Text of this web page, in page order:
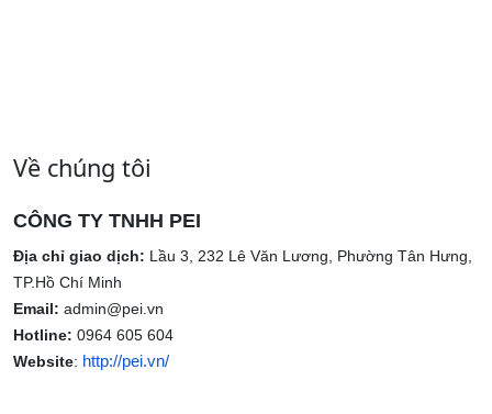
Về chúng tôi
CÔNG TY TNHH PEI
Địa chỉ giao dịch: Lầu 3, 232 Lê Văn Lương, Phường Tân Hưng,
TP.Hồ Chí Minh
Email: admin@pei.vn
Hotline: 0964 605 604
Website: http://pei.vn/